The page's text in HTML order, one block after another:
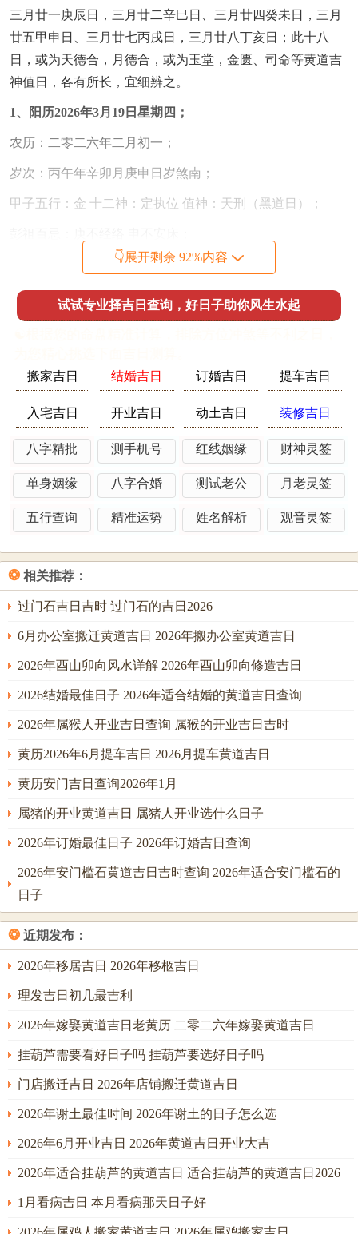
三月廿一庚辰日，三月廿二辛巳日、三月廿四癸未日，三月
廿五甲申日、三月廿七丙戌日，三月廿八丁亥日；此十八
日，或为天德合，月德合，或为玉堂，金匮、司命等黄道吉
神值日，各有所长，宜细辨之。
1、阳历2026年3月19日星期四；
农历：二零二六年二月初一；
岁次：丙午年辛卯月庚申日岁煞南；
甲子五行：金 十二神：定执位 值神：天刑（黑道日）；
相冲：猴日冲(甲寅)虎 今日胎神：碓磨炉，外东南；
喜神：西北 福神：西南 财神：正东 阳贵神：东北 阴贵神：
西南；
今日所忌：诸事不宜；
今日卦象：火地晋（晋卦）晋卦 求进发展 中上卦。
此日虽为黑道天刑值日。主刑伤，然「定」为黄道十二神之
一，主事机稳定，宜静不宜动，庚申日，干支皆金，金气极
旺，若命主日主为甲木，身弱逢旺金来克，则诸事不宜，宜
静守。然卦象为晋，如日方升，寓意虽有阻滞，终有光明。
故祈福之事，此日不宜，但可用于沐浴、扫舍，涤荡身心，
清除旧秽，为后续吉日做准备。
2、阳历2026年3月20日星期五；
农历：二零二六年二月初二；
岁次：丙午年辛卯月辛酉日岁煞东；
甲子五行：木 十二神：执执位 值神：朱雀（黑道日）；
彭祖百忌：辛不合酱 酉不会客；
相冲：鸡日冲(乙卯)兔 今日胎神：厨灶门，外东南；
喜神：西南 福神：西北 财神：正东 阳贵神：东北 阴贵神：
正南；
今日所宜：祭祀，破屋，坏垣，余事勿取；
今日卦象：雷火丰（丰卦）丰卦日中则斜上上卦。
朱雀黑道，主口舌是非，又逢执日，虽主执掌操持，然多生
变故。辛酉日，干支皆阴金，肃杀之气尤重，与昨日庚申双
金并临，金锐克木，若命局中木气衰微，极易招致是非。幸
卦象为丰，示人以盛衰有常，需持盈保泰；故此日祈福，非
为上选，然可借祭祀之仪，敬告天地，或行破屋坏垣之事，
破除旧有之阻碍，亦合「破而后立」之理。
3、阳历2026年3月22日星期日；
农历：二零二六年二月初四；
岁次：丙午年辛卯月癸亥日岁煞西；
甲子五行：水 十二神：危执位 值神：金匮（黄道日）；
彭祖百忌：癸不词讼 亥不嫁娶；
相冲：猪日冲(丁巳)蛇 今日胎神：占房床，房内北；
喜神：东南 福神：东北 财神：正南 阳贵神：东南 阴贵神：
正东；
👇展开剩余 92%内容
试试专业择吉日查询，好日子助你风生水起
搬家吉日 结婚吉日 订婚吉日 提车吉日
入宅吉日 开业吉日 动土吉日 装修吉日
八字精批 测手机号 红线姻缘 财神灵签
单身姻缘 八字合婚 测试老公 月老灵签
五行查询 精准运势 姓名解析 观音灵签
❂ 相关推荐：
过门石吉日吉时 过门石的吉日2026
6月办公室搬迁黄道吉日 2026年搬办公室黄道吉日
2026年酉山卯向风水详解 2026年酉山卯向修造吉日
2026结婚最佳日子 2026年适合结婚的黄道吉日查询
2026年属猴人开业吉日查询 属猴的开业吉日吉时
黄历2026年6月提车吉日 2026月提车黄道吉日
黄历安门吉日查询2026年1月
属猪的开业黄道吉日 属猪人开业选什么日子
2026年订婚最佳日子 2026年订婚吉日查询
2026年安门槛石黄道吉日吉时查询 2026年适合安门槛石的
日子
❂ 近期发布：
2026年移居吉日 2026年移柩吉日
理发吉日初几最吉利
2026年嫁娶黄道吉日老黄历 二零二六年嫁娶黄道吉日
挂葫芦需要看好日子吗 挂葫芦要选好日子吗
门店搬迁吉日 2026年店铺搬迁黄道吉日
2026年谢土最佳时间 2026年谢土的日子怎么选
2026年6月开业吉日 2026年黄道吉日开业大吉
2026年适合挂葫芦的黄道吉日 适合挂葫芦的黄道吉日2026
1月看病吉日 本月看病那天日子好